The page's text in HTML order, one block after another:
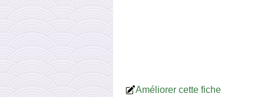
Améliorer cette fiche